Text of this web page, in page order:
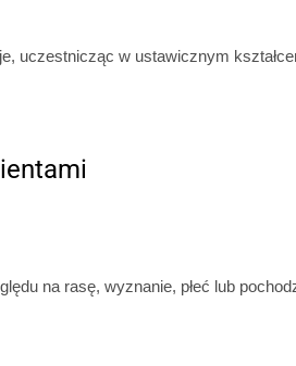
uczestnicząc w ustawicznym
na rasę, wyznanie, płeć lub